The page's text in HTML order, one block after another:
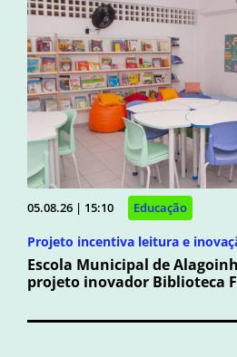
05.08.26 | 15:10 Educação
Projeto incentiva leitura e
Escola Municipal de
projeto inovador Biblioteca